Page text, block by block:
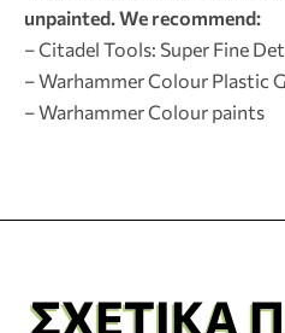
unpainted. We recommend:
– Citadel Tools: Super Fine
– Warhammer Colour Plastic
– Warhammer Colour paints
ΣΧΕΤΙΚΆ